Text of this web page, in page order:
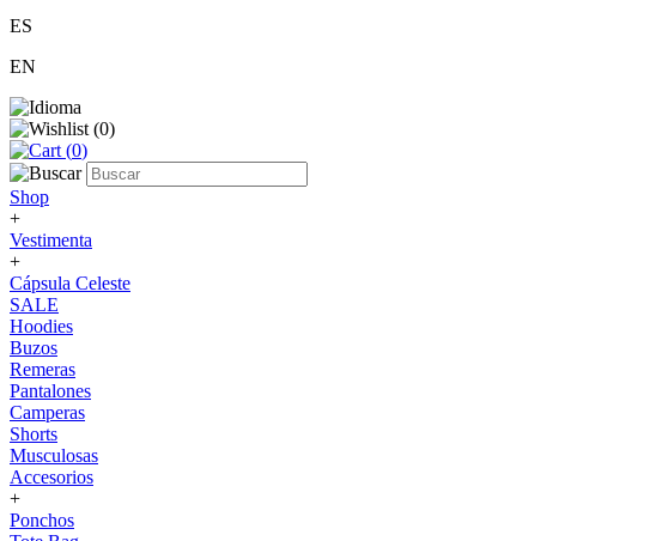
ES
EN
(0)
(0)
Shop
+
Vestimenta
+
Cápsula Celeste
SALE
Hoodies
Buzos
Remeras
Pantalones
Camperas
Shorts
Musculosas
Accesorios
+
Ponchos